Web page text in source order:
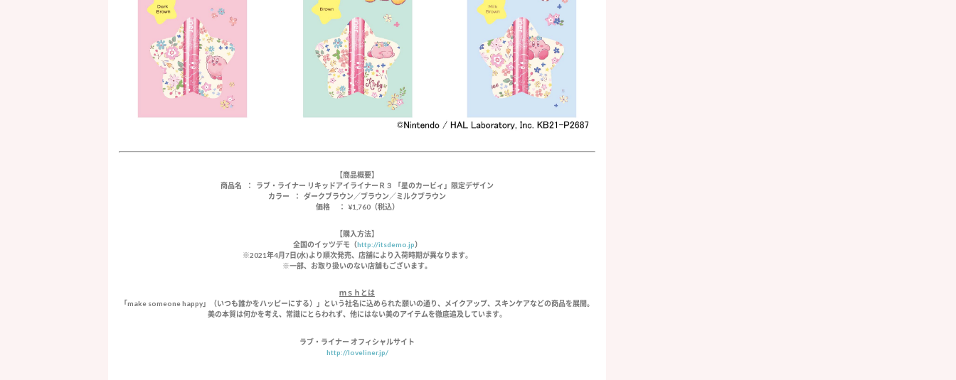
【商品概要】
商品名 ： ラブ・ライナー リキッドアイライナーＲ３ 「星のカービィ」限定デザイン
カラー ： ダークブラウン／ブラウン／ミルクブラウン
価格 ： ¥1,760（税込）
【購入方法】
全国のイッツデモ（http://itsdemo.jp）
※2021年4月7日(水)より順次発売、店舗により入荷時期が異なります。
※一部、お取り扱いのない店舗もございます。
ｍｓｈとは
「make someone happy」（いつも誰かをハッピーにする）」という社名に込められた願いの通り、メイクアップ、スキンケアなどの商品を展開。
美の本質は何かを考え、常識にとらわれず、他にはない美のアイテムを徹底追及しています。
ラブ・ライナー オフィシャルサイト
http://loveliner.jp/